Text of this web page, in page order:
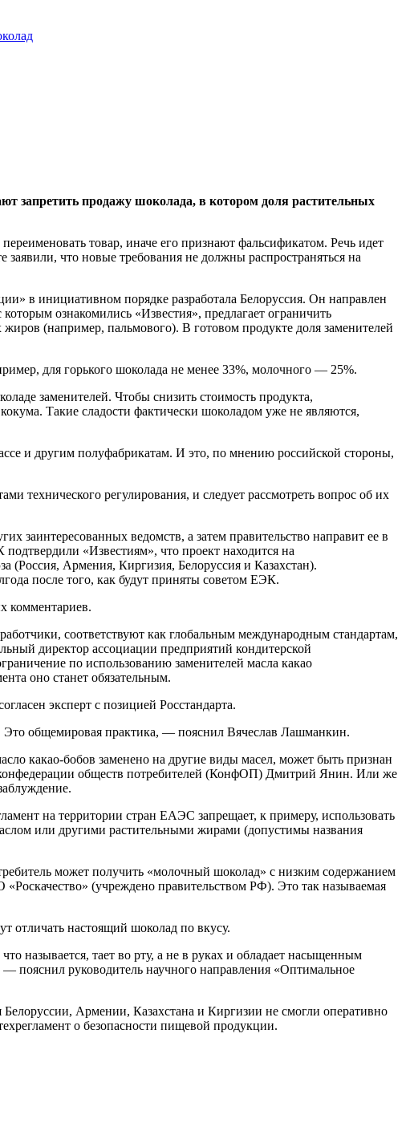
запретить продажу шоколада, в котором доля растительных
товар, иначе его признают фальсификатом. Речь идет
что новые требования не должны распространяться на
в инициативном порядке разработала Белоруссия. Он направлен
ознакомились «Известия», предлагает ограничить
(например, пальмового). В готовом продукте доля заменителей
для горького шоколада не менее 33%, молочного — 25%.
заменителей. Чтобы снизить стоимость продукта,
Такие сладости фактически шоколадом уже не являются,
и другим полуфабрикатам. И это, по мнению российской стороны,
технического регулирования, и следует рассмотреть вопрос об их
заинтересованных ведомств, а затем правительство направит ее в
«Известиям», что проект находится на
(Россия, Армения, Киргизия, Белоруссия и Казахстан).
после того, как будут приняты советом ЕЭК.
комментариев.
соответствуют как глобальным международным стандартам,
директор ассоциации предприятий кондитерской
по использованию заменителей масла какао
оно станет обязательным.
эксперт с позицией Росстандарта.
общемировая практика, — пояснил Вячеслав Лашманкин.
какао-бобов заменено на другие виды масел, может быть признан
обществ потребителей (КонфОП) Дмитрий Янин. Или же
на территории стран ЕАЭС запрещает, к примеру, использовать
или другими растительными жирами (допустимы названия
может получить «молочный шоколад» с низким содержанием
(учреждено правительством РФ). Это так называемая
отличать настоящий шоколад по вкусу.
называется, тает во рту, а не в руках и обладает насыщенным
пояснил руководитель научного направления «Оптимальное
Армении, Казахстана и Киргизии не смогли оперативно
о безопасности пищевой продукции.